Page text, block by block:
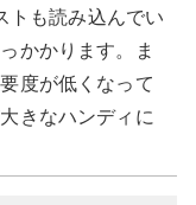
トも読み込んでい
かかります。ま
度が低くなって
きなハンディに